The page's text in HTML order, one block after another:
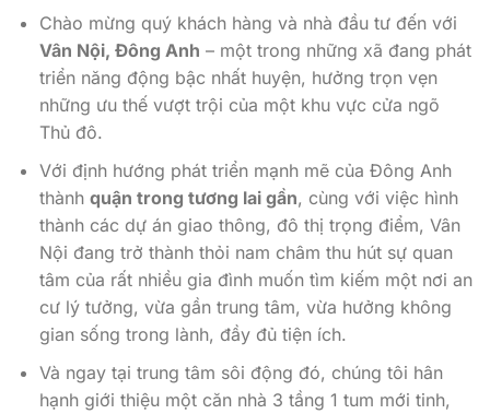
Chào mừng quý khách hàng và nhà đầu tư đến với
Vân Nội, Đông Anh – một trong những xã đang phát
triển năng động bậc nhất huyện, hưởng trọn vẹn
những ưu thế vượt trội của một khu vực cửa ngõ
Thủ đô.
Với định hướng phát triển mạnh mẽ của Đông Anh
thành quận trong tương lai gần, cùng với việc hình
thành các dự án giao thông, đô thị trọng điểm, Vân
Nội đang trở thành thỏi nam châm thu hút sự quan
tâm của rất nhiều gia đình muốn tìm kiếm một nơi an
cư lý tưởng, vừa gần trung tâm, vừa hưởng không
gian sống trong lành, đầy đủ tiện ích.
Và ngay tại trung tâm sôi động đó, chúng tôi hân
hạnh giới thiệu một căn nhà 3 tầng 1 tum mới tinh,